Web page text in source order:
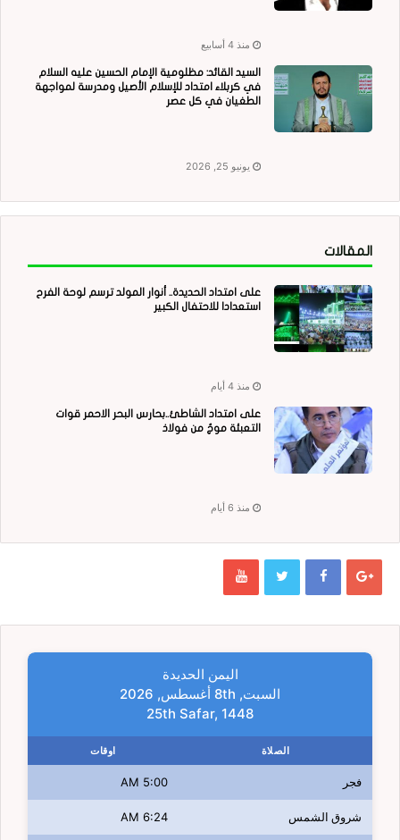
منذ 4 أسابيع
السيد القائد: مظلومية الإمام الحسين عليه السلام
في كربلاء امتداد للإسلام الأصيل ومدرسة لمواجهة
الطغيان في كل عصر
يونيو 25, 2026
المقالات
على امتداد الحديدة.. أنوار المولد ترسم لوحة الفرح
استعدادا للاحتفال الكبير
منذ 4 أيام
على امتداد الشاطئ..بحارس البحر الاحمر قوات
التعبئة موجٌ من فولاذ
منذ 6 أيام
اليمن الحديدة
السبت, 8th أغسطس, 2026
25th Safar, 1448
الصلاة اوقات
فجر 5:00 AM
شروق الشمس 6:24 AM